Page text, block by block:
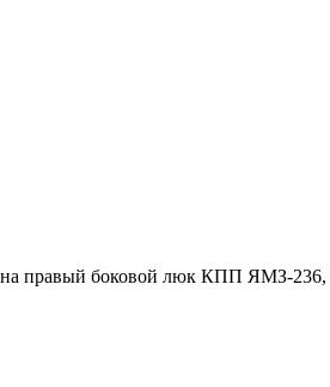
на правый боковой люк КПП ЯМЗ-